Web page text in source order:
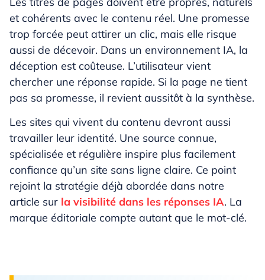
et cohérents avec le contenu réel. Une promesse
trop forcée peut attirer un clic, mais elle risque
aussi de décevoir. Dans un environnement IA, la
déception est coûteuse. L’utilisateur vient
chercher une réponse rapide. Si la page ne tient
pas sa promesse, il revient aussitôt à la synthèse.
Les sites qui vivent du contenu devront aussi
travailler leur identité. Une source connue,
spécialisée et régulière inspire plus facilement
confiance qu’un site sans ligne claire. Ce point
rejoint la stratégie déjà abordée dans notre
article sur la visibilité dans les réponses IA. La
marque éditoriale compte autant que le mot-clé.